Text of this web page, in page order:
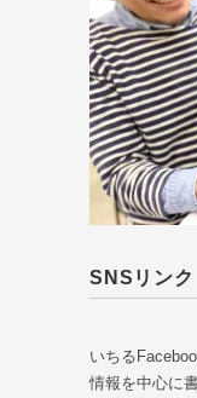
SNSリンク
いちる
情報を中心に